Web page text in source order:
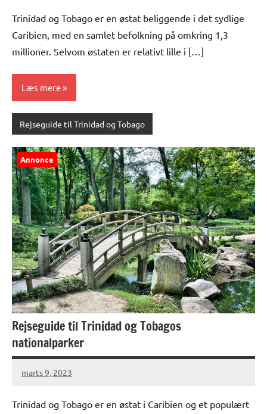
Trinidad og Tobago er en østat beliggende i det sydlige
Caribien, med en samlet befolkning på omkring 1,3
millioner. Selvom østaten er relativt lille i […]
Læs mere
Rejseguide til Trinidad og Tobago
Annonce
Rejseguide til Trinidad og Tobagos
nationalparker
marts 9, 2023
Trinidad og Tobago er en østat i Caribien og et populært